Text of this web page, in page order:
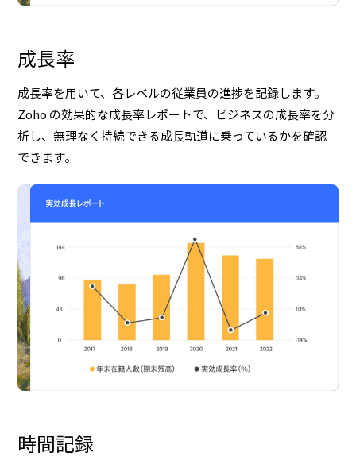
成長率
成長率を用いて、各レベルの従業員の進捗を記録します。
Zoho の効果的な成長率レポートで、ビジネスの成長率を分
析し、無理なく持続できる成長軌道に乗っているかを確認
できます。
時間記録